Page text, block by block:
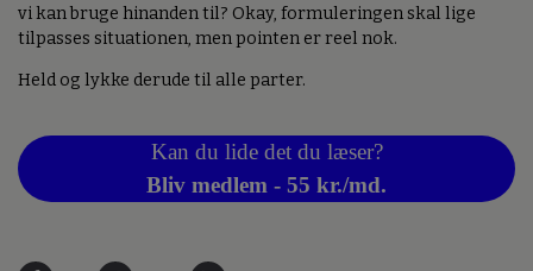
vi kan bruge hinanden til? Okay, formuleringen skal lige
tilpasses situationen, men pointen er reel nok.
Held og lykke derude til alle parter.
Kan du lide det du læser?
Bliv medlem - 55 kr./md.